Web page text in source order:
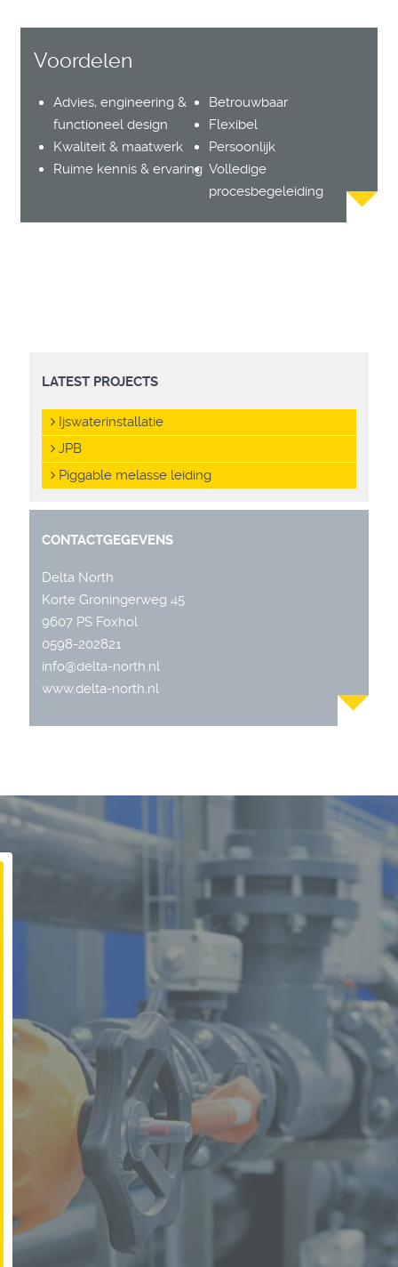
Voordelen
Advies, engineering &
functioneel design
Betrouwbaar
Flexibel
Kwaliteit & maatwerk
Persoonlijk
Ruime kennis & ervaring Volledige
procesbegeleiding
LATEST PROJECTS
Ijswaterinstallatie
JPB
Piggable melasse leiding
CONTACTGEGEVENS
Delta North
Korte Groningerweg 45
9607 PS Foxhol
0598-202821
info@delta-north.nl
www.delta-north.nl